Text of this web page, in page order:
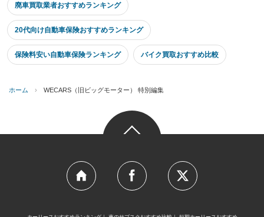
廃車買取業者おすすめランキング
20代向け自動車保険おすすめランキング
保険料安い自動車保険ランキング バイク買取おすすめ比較
ホーム › WECARS（旧ビッグモーター） 特別編集